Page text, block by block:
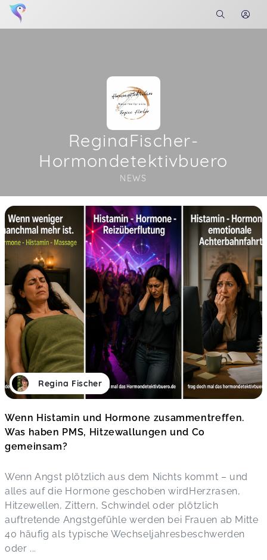
ReginaFischer-
Hormondetektivbuero
NEWS
Soon you will learn more about me here...
Regina Fischer
Wenn Histamin und Hormone zusammentreffen.
Was haben PMS, Hitzewallungen und Co
gemeinsam?
Wenn Angst plötzlich aus dem Nichts kommt – und
alles auf die Hormone geschoben wirdHerzrasen,
Hitzewellen, Zittern, Schwindel oder plötzlich
auftretende Angstgefühle werden bei Frauen ab Mitte
40 häufig als typische Wechseljahresbeschwerden
oder ...